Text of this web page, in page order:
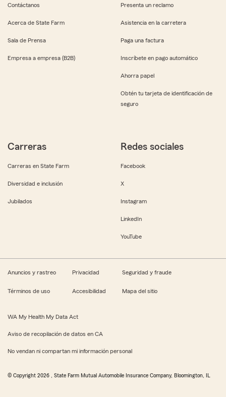
Contáctanos
Acerca de State Farm
Sala de Prensa
Empresa a empresa (B2B)
Presenta un reclamo
Asistencia en la carretera
Paga una factura
Inscríbete en pago automático
Ahorra papel
Obtén tu tarjeta de identificación de
seguro
Carreras
Carreras en State Farm
Diversidad e inclusión
Jubilados
Redes sociales
Facebook
X
Instagram
LinkedIn
YouTube
Anuncios y rastreo Privacidad Seguridad y fraude
Términos de uso Accesibilidad Mapa del sitio
WA My Health My Data Act
Aviso de recopilación de datos en CA
No vendan ni compartan mi información personal
© Copyright 2026 , State Farm Mutual Automobile Insurance Company, Bloomington, IL